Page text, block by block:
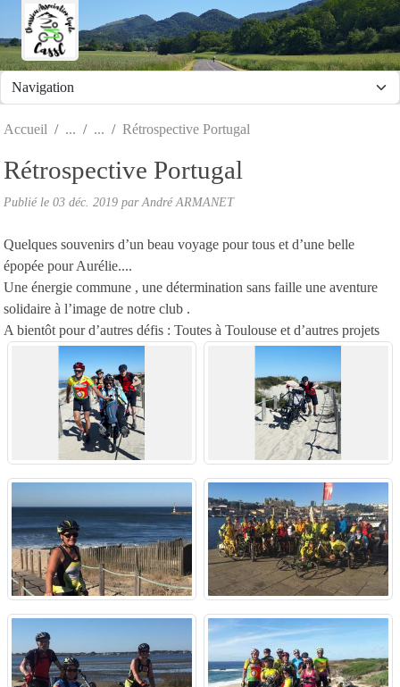
Accueil Rétrospective Portugal
Rétrospective Portugal
Publié le 03 déc. 2019 par André ARMANET
Quelques souvenirs d’un beau voyage pour tous et d’une belle
épopée pour Aurélie....
Une énergie commune , une détermination sans faille une aventure
solidaire à l’image de notre club .
A bientôt pour d’autres défis : Toutes à Toulouse et d’autres projets
Panneau de gestion des cookies